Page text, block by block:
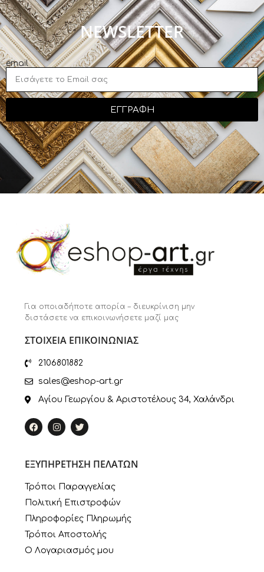
NEWSLETTER
email
ΕΓΓΡΑΦΗ
Για οποιαδήποτε απορία – διευκρίνιση μην
διστάσετε να επικοινωνήσετε μαζί μας
ΣΤΟΙΧΕΙΑ ΕΠΙΚΟΙΝΩΝΙΑΣ
2106801882
sales@eshop-art.gr
Αγίου Γεωργίου & Αριστοτέλους 34, Χαλάνδρι
ΕΞΥΠΗΡΕΤΗΣΗ ΠΕΛΑΤΩΝ
Τρόποι Παραγγελίας
Πολιτική Επιστροφών
Πληροφορίες Πληρωμής
Τρόποι Αποστολής
Ο Λογαριασμός μου